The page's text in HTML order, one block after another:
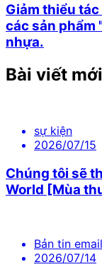
Giảm thiểu
các sản phẩm
nhựa.
Bài viết mới
sự kiện
2026/07/15
Chúng tôi sẽ
World [Mùa
Bản tin email
2026/07/14